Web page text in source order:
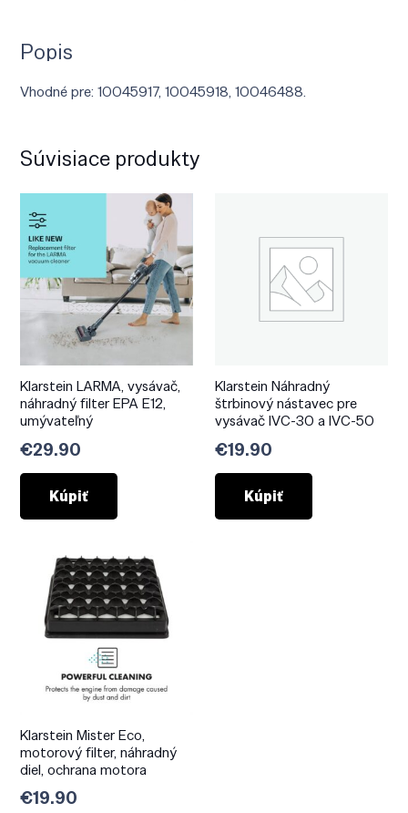
Popis
Vhodné pre: 10045917, 10045918, 10046488.
Súvisiace produkty
Klarstein LARMA, vysávač,
náhradný filter EPA E12,
umývateľný
€29.90
Kúpiť
Klarstein Náhradný
štrbinový nástavec pre
vysávač IVC-30 a IVC-50
€19.90
Kúpiť
Klarstein Mister Eco,
motorový filter, náhradný
diel, ochrana motora
€19.90